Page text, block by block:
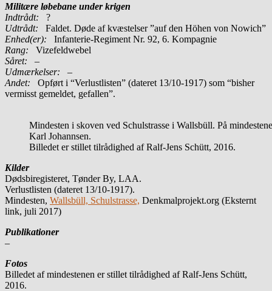
Militære løbebane under krigen
Indtrådt: ?
Udtrådt: Faldet. Døde af kvæstelser ”auf den Höhen von Nowich”
Enhed(er):
Infanterie-Regiment Nr. 92, 6. Kompagnie
Rang:
Vizefeldwebel
Såret: –
Udmærkelser: –
Andet: Opført i “Verlustlisten” (dateret 13/10-1917) som “bisher
vermisst gemeldet, gefallen”.
Mindesten i skoven ved Schulstrasse i Wallsbüll. På
Karl Johannsen.
Billedet er stillet tilrådighed af Ralf-Jens Schütt, 2016.
Kilder
Dødsbiregisteret, Tønder By, LAA.
Verlustlisten (dateret 13/10-1917).
Mindesten, Wallsbüll, Schulstrasse, Denkmalprojekt.org (Eksternt
link, juli 2017)
Publikationer
–
Fotos
Billedet af mindestenen er stillet tilrådighed af Ralf-Jens Schütt,
2016.